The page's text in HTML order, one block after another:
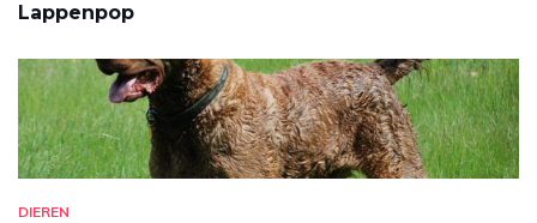
Lappenpop
DIEREN